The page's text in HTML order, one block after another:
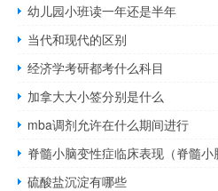
幼儿园小班读一年还是半年
当代和现代的区别
经济学考研都考什么科目
加拿大大小签分别是什么
mba调剂允许在什么期间进行
脊髓小脑变性症临床表现（脊髓小
硫酸盐沉淀有哪些